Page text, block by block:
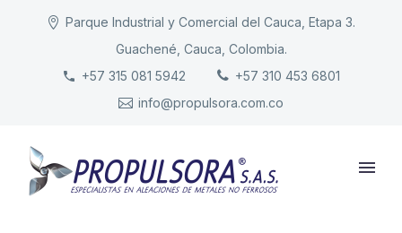
Parque Industrial y Comercial del Cauca, Etapa 3.
Guachené, Cauca, Colombia.
+57 315 081 5942
+57 310 453 6801
info@propulsora.com.co
INICIO
PRODUCTOS